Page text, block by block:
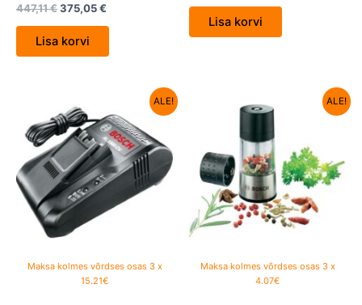
447,11€375,05€
Lisa korvi
Lisa korvi
ALE!
Maksa kolmes võrdses osas 3 x
15.21€
hind
oli:
69,44 €.
price
is:
45,63 €.
ALE!
Maksa kolmes võrdses osas 3 x
4.07€
hind
21,69 €.
price
is:
12,20 €.